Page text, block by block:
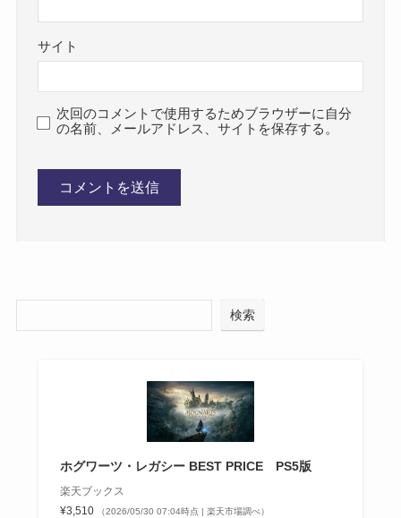
サイト
次回のコメントで使用するためブラウザーに自分
の名前、メールアドレス、サイトを保存する。
検索
ホグワーツ・レガシー BEST PRICE PS5版
楽天ブックス
¥3,510
（2026/05/30 07:04時点 | 楽天市場調べ）